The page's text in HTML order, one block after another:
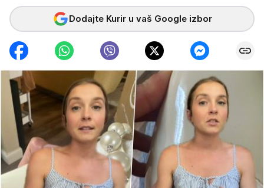
Dodajte Kurir u vaš Google izbor